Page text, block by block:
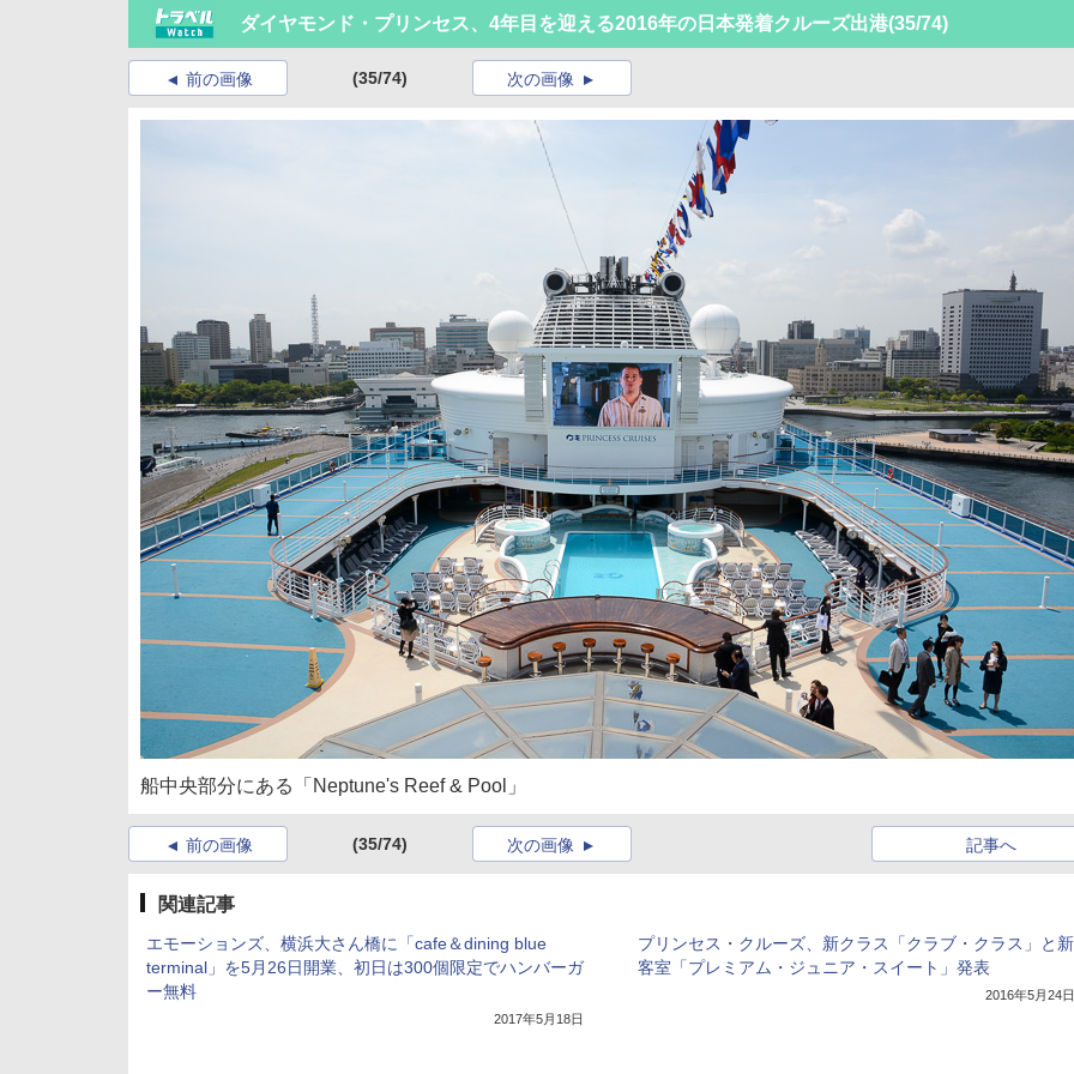
ダイヤモンド・プリンセス、4年目を迎える2016年の日本発着クルーズ出港(35/74)
前の画像 (35/74) 次の画像
船中央部分にある「Neptune's Reef & Pool」
前の画像 (35/74) 記事へ
次の画像
関連記事
エモーションズ、横浜大さん橋に「cafe＆dining blue
terminal」を5月26日開業、初日は300個限定でハンバーガ
ー無料
2017年5月18日
プリンセス・クルーズ、新クラス「クラブ・クラス」と新
客室「プレミアム・ジュニア・スイート」発表
2016年5月24日